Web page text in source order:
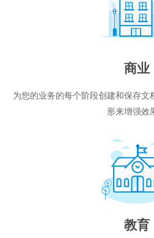
商业
为您的业务的每个阶段创建和保存
形来增强效
教育